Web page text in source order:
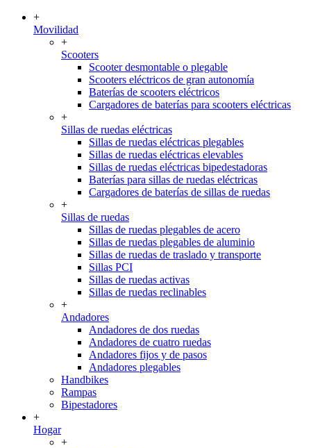
+
Movilidad
+
Scooters
Scooter desmontable o plegable
Scooters eléctricos de gran autonomía
Baterías de scooters eléctricos
Cargadores de baterías para scooters eléctricas
+
Sillas de ruedas eléctricas
Sillas de ruedas eléctricas plegables
Sillas de ruedas eléctricas elevables
Sillas de ruedas eléctricas bipedestadoras
Baterías para sillas de ruedas eléctricas
Cargadores de baterías de sillas de ruedas
+
Sillas de ruedas
Sillas de ruedas plegables de acero
Sillas de ruedas plegables de aluminio
Sillas de ruedas de traslado y transporte
Sillas PCI
Sillas de ruedas activas
Sillas de ruedas reclinables
+
Andadores
Andadores de dos ruedas
Andadores de cuatro ruedas
Andadores fijos y de pasos
Andadores plegables
Handbikes
Rampas
Bipestadores
+
Hogar
+